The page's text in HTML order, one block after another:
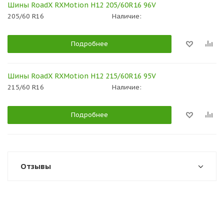
Шины RoadX RXMotion H12 205/60R16 96V
205/60 R16 Наличие:
Подробнее
Шины RoadX RXMotion H12 215/60R16 95V
215/60 R16 Наличие:
Подробнее
Отзывы